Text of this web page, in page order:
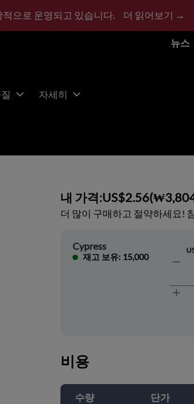
으로 운영되고 있습니다. 더 읽어보기 →
뉴스
자세히
내 가격:US$2.56(
더 많이 구매하고 절약하세요!
Cypress
재고 보유: 15,000
비용
수량 단가